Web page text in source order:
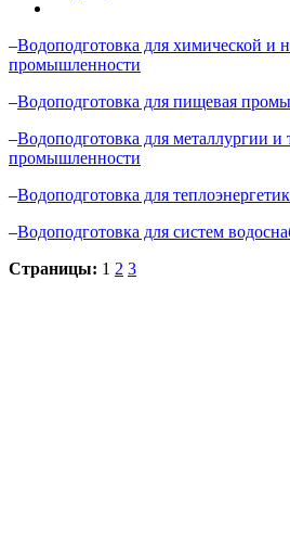
–Водоподготовка для химической и
промышленности
–Водоподготовка для пищевая
–Водоподготовка для металлургии и
промышленности
–Водоподготовка для
–Водоподготовка для систем
Страницы: 1 2 3